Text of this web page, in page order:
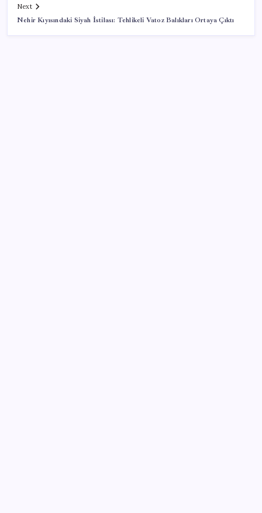
Next
Nehir Kıyısındaki Siyah İstilası: Tehlikeli Vatoz Balıkları Ortaya Çıktı